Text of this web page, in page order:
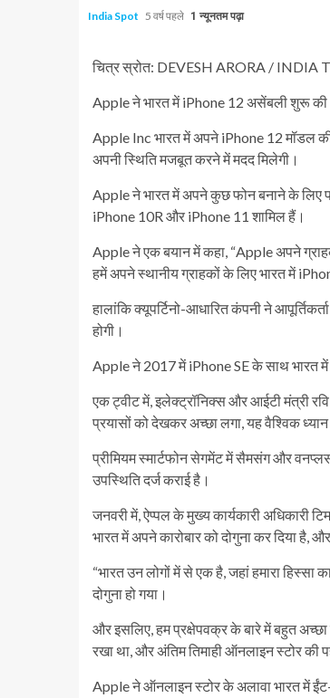
India Spot 5 वर्ष पहले 1 न्यूनतम पढ़ा
चित्र स्रोत: DEVESH ARORA / INDIA
Apple ने भारत में iPhone 12 असेंबली शुरू की
Apple Inc भारत में अपने iPhone 12 मॉडल
अपनी स्थिति मजबूत करने में मदद मिलेगी।
Apple ने भारत में अपने कुछ फोन बनाने के लिए
iPhone 10R और iPhone 11 शामिल हैं।
Apple ने एक बयान में कहा, “Apple अपने
हमें अपने स्थानीय ग्राहकों के लिए भारत में
हालांकि क्यूपर्टिनो-आधारित कंपनी ने
होगी।
Apple ने 2017 में iPhone SE के साथ भारत में
एक ट्वीट में, इलेक्ट्रॉनिक्स और आईटी मंत्री
प्रयासों को देखकर अच्छा लगा, यह वैश्विक
प्रीमियम स्मार्टफोन सेगमेंट में सैमसंग और
उपस्थिति दर्ज कराई है।
जनवरी में, ऐप्पल के मुख्य कार्यकारी अधिकारी
भारत में अपने कारोबार को दोगुना कर दिया है,
“भारत उन लोगों में से एक है, जहां हमारा
दोगुना हो गया।
और इसलिए, हम प्रक्षेपवक्र के बारे में बहुत
रखा था, और अंतिम तिमाही ऑनलाइन स्टोर की
Apple ने ऑनलाइन स्टोर के अलावा भारत में ईंट-